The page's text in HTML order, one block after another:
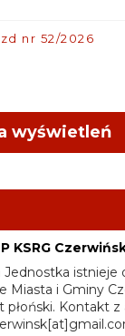
nr 52/2026
wyświetleń
KSRG
Jednostka istnieje
Miasta i Gminy
płoński. Kontakt